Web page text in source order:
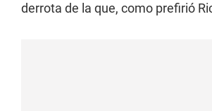
derrota de la que, como prefirió